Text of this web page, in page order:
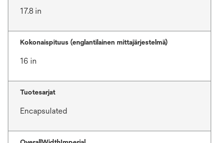
17.8 in
Kokonaispituus (englantilainen mittajärjestelmä)
16 in
Tuotesarjat
Encapsulated